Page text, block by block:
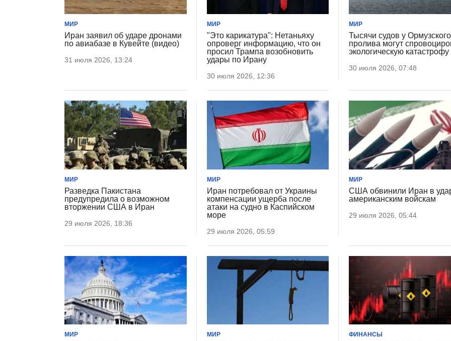
МИР
Иран заявил об ударе дронами
по авиабазе в Кувейте (видео)
31 июля 2026, 13:24
МИР
"Это карикатура": Нетаньяху
опроверг информацию, что он
просил Трампа возобновить
удары по Ирану
30 июля 2026, 12:36
МИР
Тысячи судов у Ормузского
пролива могут
экологическую катастрофу
30 июля 2026, 07:48
МИР
Разведка Пакистана
предупредила о возможном
вторжении США в Иран
29 июля 2026, 18:36
МИР
Иран потребовал от Украины
компенсации ущерба после
атаки на судно в Каспийском
море
29 июля 2026, 05:59
МИР
США обвинили Иран в
американским войскам
29 июля 2026, 05:44
МИР МИР ФИНАНСЫ